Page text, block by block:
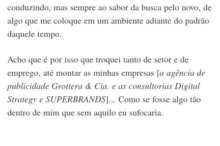
conduzindo, mas sempre ao sabor da busca pelo novo, de
algo que me coloque em um ambiente adiante do padrão
daquele tempo.
Acho que é por isso que troquei tanto de setor e de
emprego, até montar as minhas empresas [a agência de
publicidade Grottera & Cia. e as consultorias Digital
Strategy e SUPERBRANDS]... Como se fosse algo tão
dentro de mim que sem aquilo eu sufocaria.